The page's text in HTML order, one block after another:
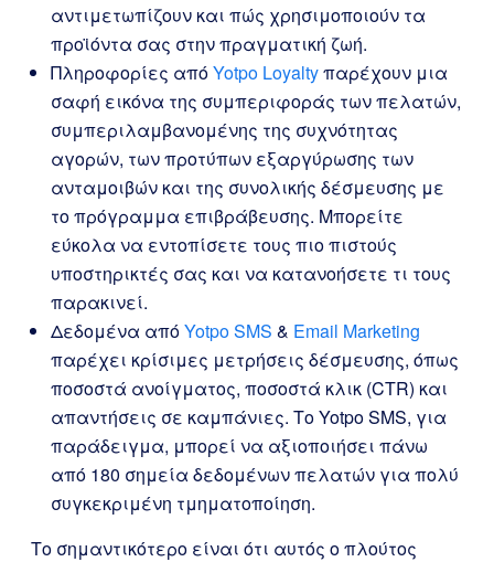
αντιμετωπίζουν και πώς χρησιμοποιούν τα
προϊόντα σας στην πραγματική ζωή.
Πληροφορίες απόYotpo Loyaltyπαρέχουν μια
σαφή εικόνα της συμπεριφοράς των πελατών,
συμπεριλαμβανομένης της συχνότητας
αγορών, των προτύπων εξαργύρωσης των
ανταμοιβών και της συνολικής δέσμευσης με
το πρόγραμμα επιβράβευσης. Μπορείτε
εύκολα να εντοπίσετε τους πιο πιστούς
υποστηρικτές σας και να κατανοήσετε τι τους
παρακινεί.
Δεδομένα απόYotpo SMS & Email Marketing
παρέχει κρίσιμες μετρήσεις δέσμευσης, όπως
ποσοστά ανοίγματος, ποσοστά κλικ (CTR) και
απαντήσεις σε καμπάνιες. Το Yotpo SMS, για
παράδειγμα, μπορεί να αξιοποιήσει πάνω
από 180 σημεία δεδομένων πελατών για πολύ
συγκεκριμένη τμηματοποίηση.
Το σημαντικότερο είναι ότι αυτός ο πλούτος